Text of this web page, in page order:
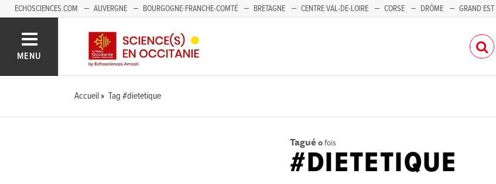
ECHOSCIENCES.COM AUVERGNE BOURGOGNE-FRANCHE-COMTÉ BRETAGNE CENTRE VAL-DE-LOIRE CORSE DRÔME GRAND EST
MENU
Accueil Tag #dietetique
Tagué 0fois
#DIETETIQUE